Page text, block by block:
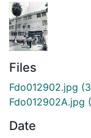
Files
Fdo012902.jpg
Fdo012902A.jpg
Date